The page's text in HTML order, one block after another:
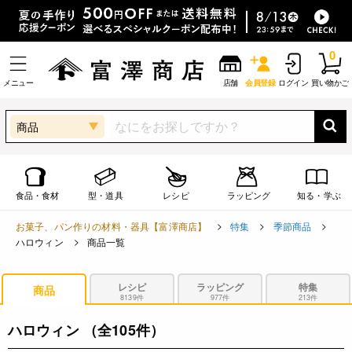
メニュー 店舗 会員登録 ログイン 買い物かご
0
商品
食品・食材 型・道具 レシピ ラッピング 知る・学ぶ
お菓子、パン作りの材料・器具【富澤商店】 特集
季節商品
ハロウィン
商品一覧
商品 レシピ
8139件
ラッピング
977件
特集
213件
ハロウィン （全105件）